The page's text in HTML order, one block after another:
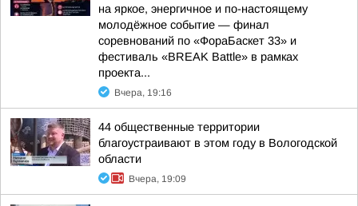
на яркое, энергичное и по-настоящему
молодёжное событие — финал
соревнований по «ФораБаскет 33» и
фестиваль «BREAK Battle» в рамках
проекта...
Вчера, 19:16
44 общественные территории
благоустраивают в этом году в Вологодской
области
Вчера, 19:09